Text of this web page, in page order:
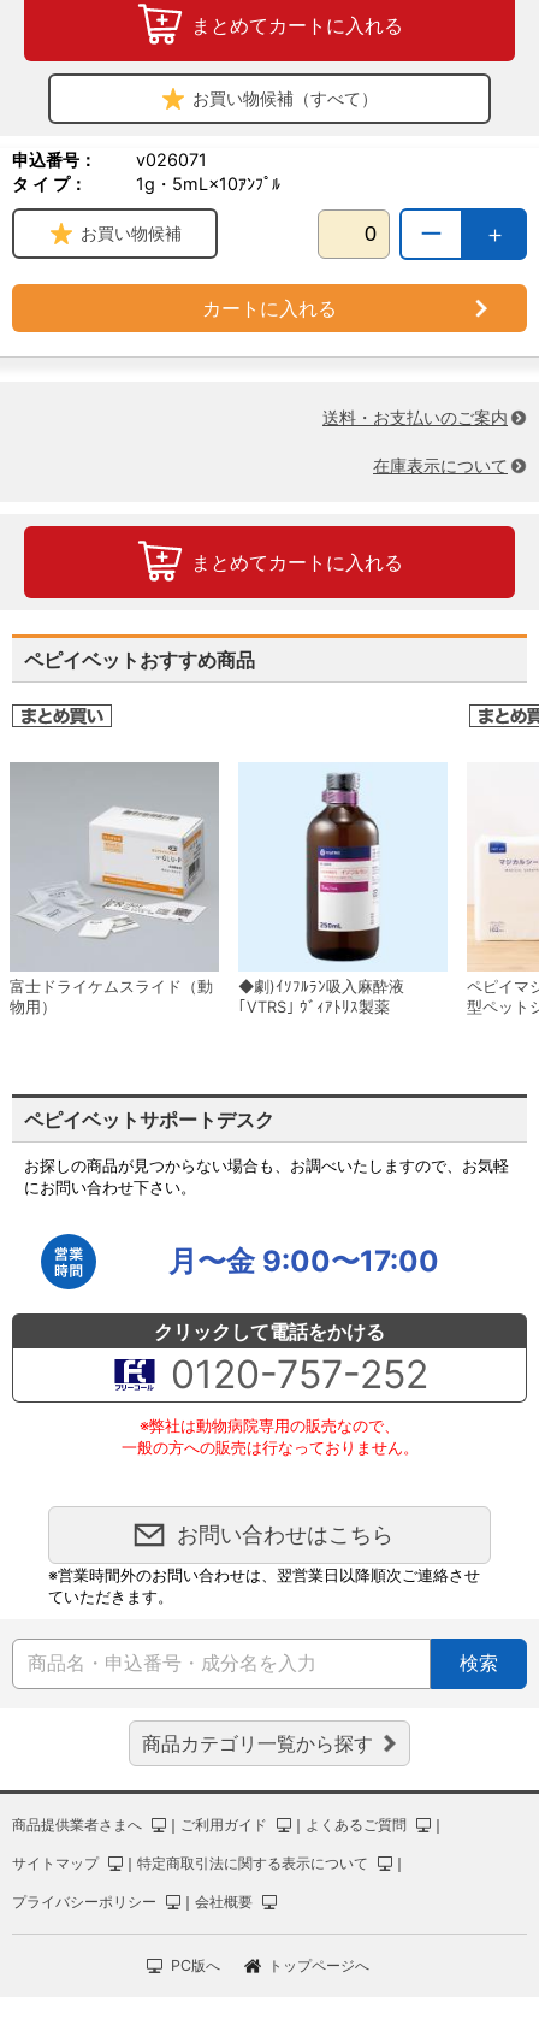
まとめてカートに入れる
お買い物候補（すべて）
申込番号：
v026071
タ イ プ：
1g・5mL×10ｱﾝﾌﾟﾙ
＋
ー
お買い物候補
カートに入れる
送料・お支払いのご案内
在庫表示について
まとめてカートに入れる
ペピイベットおすすめ商品
富士ドライケムスライド（動
物用）
◆劇)ｲｿﾌﾙﾗﾝ吸入麻酔液
｢VTRS｣ ｳﾞｨｱﾄﾘｽ製薬
ペピイマ
型ペット
ペピイベットサポートデスク
お探しの商品が見つからない場合も、お調べいたしますので、お気軽
にお問い合わせ下さい。
月〜金 9:00〜17:00
クリックして電話をかける
0120-757-252
※弊社は動物病院専用の販売なので、
一般の方への販売は行なっておりません。
お問い合わせはこちら
※営業時間外のお問い合わせは、翌営業日以降順次ご連絡させ
ていただきます。
検索
商品カテゴリ一覧から探す
商品提供業者さまへ ｜ ご利用ガイド ｜ よくあるご質問 ｜
サイトマップ ｜ 特定商取引法に関する表示について ｜
プライバシーポリシー ｜ 会社概要
PC版へ トップページへ